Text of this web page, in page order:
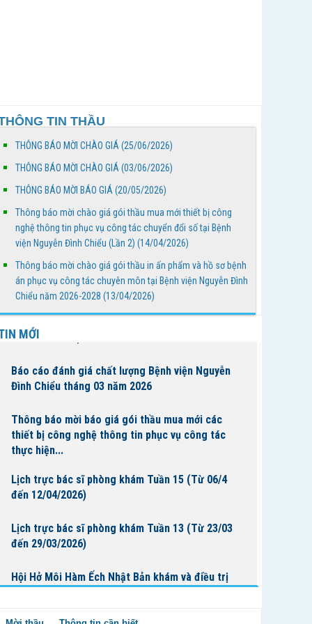
TIN THẦU
THÔNG BÁO MỜI CHÀO GIÁ (25/06/2026)
THÔNG BÁO MỜI CHÀO GIÁ (03/06/2026)
THÔNG BÁO MỜI BÁO GIÁ (20/05/2026)
Thông báo mời chào giá gói thầu mua mới thiết bị công
nghệ thông tin phục vụ công tác chuyển đổi số tại Bệnh
viện Nguyễn Đình Chiểu (Lần 2) (14/04/2026)
Thông báo mời chào giá gói thầu in ấn phẩm và hồ sơ bệnh
án phục vụ công tác chuyên môn tại Bệnh viện Nguyễn Đình
Chiểu năm 2026-2028 (13/04/2026)
MỚI
đổi số...
Thông báo mời chào giá gói thầu in ấn phẩm và
hồ sơ bệnh án phục vụ công tác chuyên môn tại
Bệnh...
BỆNH VIỆN NGUYỄN ĐÌNH CHIỂU TỔ CHỨC KHÁM
BỆNH VỀ NGUỒN NHÂN DỊP TẾT CHÔL CHNĂM
THMÂY NĂM 2026
Ngày Người khuyết tật Việt Nam 18/4/2026: Thúc
đẩy quyền tham gia – Kiến tạo đột phá phát triển
đến 19/4/2026)
Báo cáo đánh giá chất lượng Bệnh viện Nguyễn
Đình Chiểu tháng 03 năm 2026
Thông báo mời báo giá gói thầu mua mới các
thiết bị công nghệ thông tin phục vụ công tác
thực hiện...
Lịch trực bác sĩ phòng khám Tuần 15 (Từ 06/4
đến 12/04/2026)
Lịch trực bác sĩ phòng khám Tuần 13 (Từ 23/03
đến 29/03/2026)
Hội Hở Môi Hàm Ếch Nhật Bản khám và điều trị